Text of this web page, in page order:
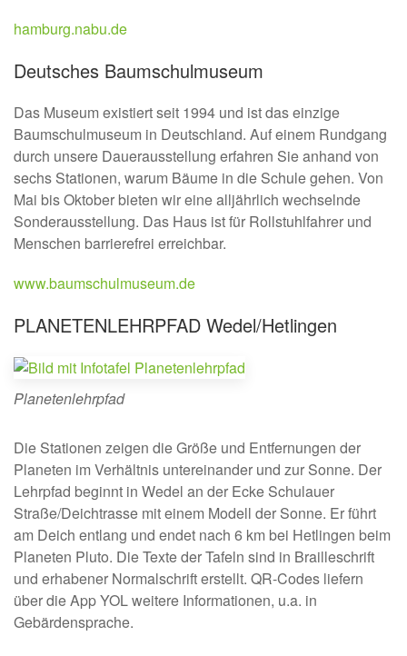
hamburg.nabu.de
Deutsches Baumschulmuseum
Das Museum existiert seit 1994 und ist das einzige
Baumschulmuseum in Deutschland. Auf einem Rundgang
durch unsere Dauerausstellung erfahren Sie anhand von
sechs Stationen, warum Bäume in die Schule gehen. Von
Mai bis Oktober bieten wir eine alljährlich wechselnde
Sonderausstellung. Das Haus ist für Rollstuhlfahrer und
Menschen barrierefrei erreichbar.
www.baumschulmuseum.de
PLANETENLEHRPFAD Wedel/Hetlingen
Planetenlehrpfad
Die Stationen zeigen die Größe und Entfernungen der
Planeten im Verhältnis untereinander und zur Sonne. Der
Lehrpfad beginnt in Wedel an der Ecke Schulauer
Straße/Deichtrasse mit einem Modell der Sonne. Er führt
am Deich entlang und endet nach 6 km bei Hetlingen beim
Planeten Pluto. Die Texte der Tafeln sind in Brailleschrift
und erhabener Normalschrift erstellt. QR-Codes liefern
über die App YOL weitere Informationen, u.a. in
Gebärdensprache.